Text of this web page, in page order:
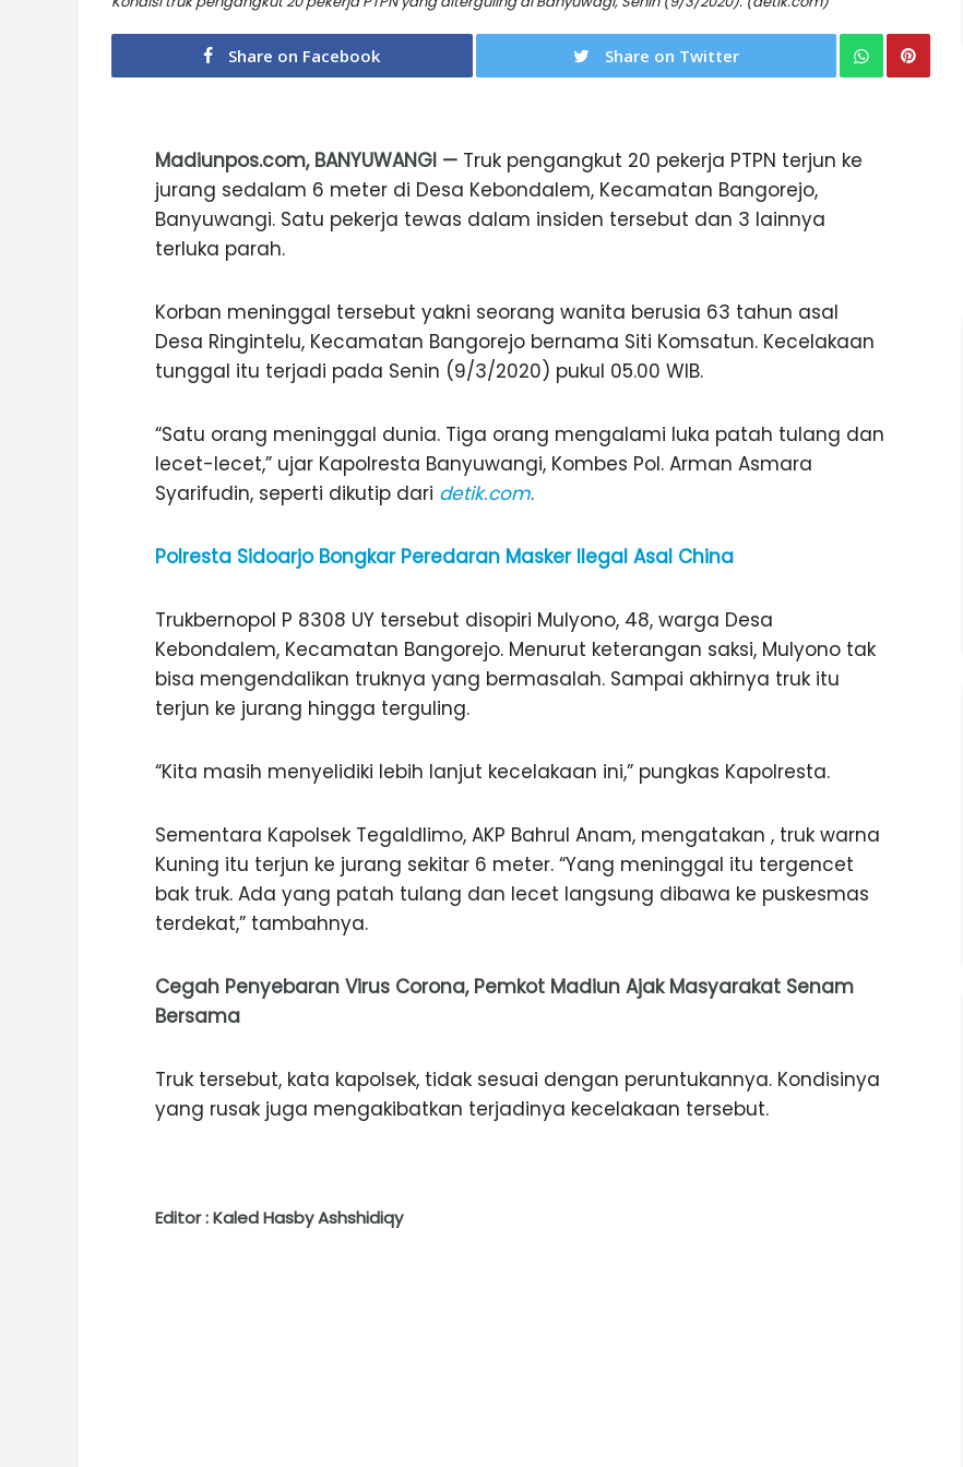
Share on Facebook Share on Twitter
Madiunpos.com, BANYUWANGI — Truk pengangkut 20 pekerja PTPN terjun ke
jurang sedalam 6 meter di Desa Kebondalem, Kecamatan Bangorejo,
Banyuwangi. Satu pekerja tewas dalam insiden tersebut dan 3 lainnya
terluka parah.
Korban meninggal tersebut yakni seorang wanita berusia 63 tahun asal
Desa Ringintelu, Kecamatan Bangorejo bernama Siti Komsatun. Kecelakaan
tunggal itu terjadi pada Senin (9/3/2020) pukul 05.00 WIB.
“Satu orang meninggal dunia. Tiga orang mengalami luka patah tulang dan
lecet-lecet,” ujar Kapolresta Banyuwangi, Kombes Pol. Arman Asmara
Syarifudin, seperti dikutip dari detik.com.
Polresta Sidoarjo Bongkar Peredaran Masker Ilegal Asal China
Trukbernopol P 8308 UY tersebut disopiri Mulyono, 48, warga Desa
Kebondalem, Kecamatan Bangorejo. Menurut keterangan saksi, Mulyono tak
bisa mengendalikan truknya yang bermasalah. Sampai akhirnya truk itu
terjun ke jurang hingga terguling.
“Kita masih menyelidiki lebih lanjut kecelakaan ini,” pungkas Kapolresta.
Sementara Kapolsek Tegaldlimo, AKP Bahrul Anam, mengatakan , truk warna
Kuning itu terjun ke jurang sekitar 6 meter. “Yang meninggal itu tergencet
bak truk. Ada yang patah tulang dan lecet langsung dibawa ke puskesmas
terdekat,” tambahnya.
Cegah Penyebaran Virus Corona, Pemkot Madiun Ajak Masyarakat Senam
Bersama
Truk tersebut, kata kapolsek, tidak sesuai dengan peruntukannya. Kondisinya
yang rusak juga mengakibatkan terjadinya kecelakaan tersebut.
Editor : Kaled Hasby Ashshidiqy
MANIS, LEGIT, DAN PAHIT, NIKMATNYA
DURIAN SEGULUNG MADIUN
ANAK-ANAK BOJONEGORO DAN
NGANJUK SEKOLAH DI SMPN SARADAN